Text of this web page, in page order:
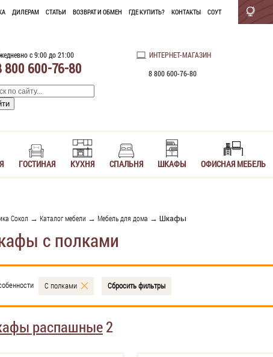
ДИЛЕРАМ СТАТЬИ ВОЗВРАТ И ОБМЕН ГДЕ КУПИТЬ? КОНТАКТЫ СОУТ
с 9:00 до 21:00
800 600-76-80
ИНТЕРНЕТ-МАГАЗИН
8 800 600-76-80
ГОСТИНАЯ КУХНЯ СПАЛЬНЯ ШКАФЫ ОФИСНАЯ МЕБЕЛЬ
Сокол → Каталог мебели → Мебель для дома → Шкафы
с полками
С полками Сбросить фильтры
распашные2